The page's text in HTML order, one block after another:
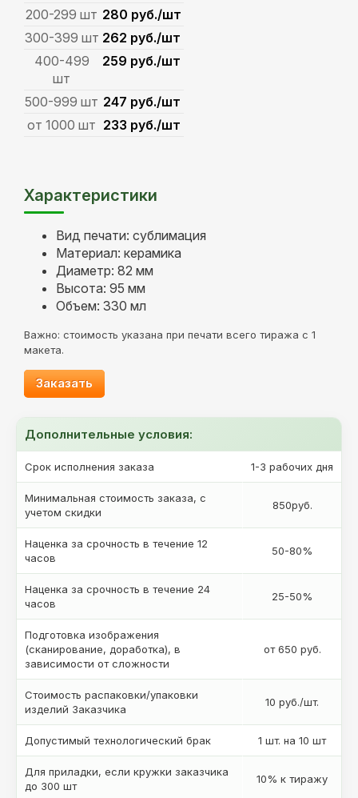
200-299 шт 280 руб./шт
300-399 шт 262 руб./шт
400-499
шт
259 руб./шт
500-999 шт 247 руб./шт
от 1000 шт 233 руб./шт
Характеристики
Вид печати: сублимация
Материал: керамика
Диаметр: 82 мм
Высота: 95 мм
Объем: 330 мл
Важно: стоимость указана при печати всего тиража с 1
макета.
Заказать
Дополнительные условия:
Срок исполнения заказа 1-3 рабочих дня
Минимальная стоимость заказа, с
учетом скидки
850руб.
Наценка за срочность в течение 12
часов
50-80%
Наценка за срочность в течение 24
часов
25-50%
Подготовка изображения
(сканирование, доработка), в
зависимости от сложности
от 650 руб.
Стоимость распаковки/упаковки
изделий Заказчика
10 руб./шт.
Допустимый технологический брак 1 шт. на 10 шт
Для приладки, если кружки заказчика
до 300 шт
10% к тиражу